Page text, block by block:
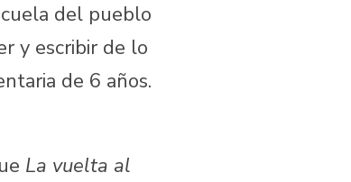
del pueblo
y escribir de lo
de 6 años.
La vuelta al